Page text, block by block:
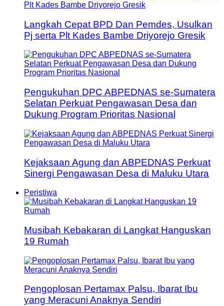
Langkah Cepat BPD Dan Pemdes, Usulkan
Pj serta Plt Kades Bambe Driyorejo Gresik
Pengukuhan DPC ABPEDNAS se-Sumatera
Selatan Perkuat Pengawasan Desa dan
Dukung Program Prioritas Nasional
Kejaksaan Agung dan ABPEDNAS Perkuat
Sinergi Pengawasan Desa di Maluku Utara
Peristiwa
Musibah Kebakaran di Langkat Hanguskan
19 Rumah
Pengoplosan Pertamax Palsu, Ibarat Ibu
yang Meracuni Anaknya Sendiri